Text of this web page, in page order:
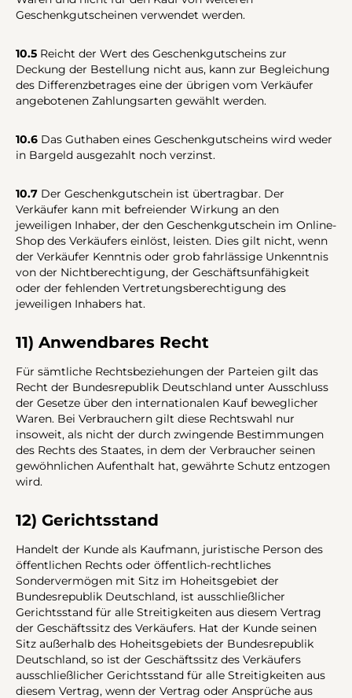
Geschenkgutscheinen verwendet werden.
10.5 Reicht der Wert des Geschenkgutscheins zur
Deckung der Bestellung nicht aus, kann zur Begleichung
des Differenzbetrages eine der übrigen vom Verkäufer
angebotenen Zahlungsarten gewählt werden.
10.6 Das Guthaben eines Geschenkgutscheins wird weder
in Bargeld ausgezahlt noch verzinst.
10.7 Der Geschenkgutschein ist übertragbar. Der
Verkäufer kann mit befreiender Wirkung an den
jeweiligen Inhaber, der den Geschenkgutschein im Online-
Shop des Verkäufers einlöst, leisten. Dies gilt nicht, wenn
der Verkäufer Kenntnis oder grob fahrlässige Unkenntnis
von der Nichtberechtigung, der Geschäftsunfähigkeit
oder der fehlenden Vertretungsberechtigung des
jeweiligen Inhabers hat.
11) Anwendbares Recht
Für sämtliche Rechtsbeziehungen der Parteien gilt das
Recht der Bundesrepublik Deutschland unter Ausschluss
der Gesetze über den internationalen Kauf beweglicher
Waren. Bei Verbrauchern gilt diese Rechtswahl nur
insoweit, als nicht der durch zwingende Bestimmungen
des Rechts des Staates, in dem der Verbraucher seinen
gewöhnlichen Aufenthalt hat, gewährte Schutz entzogen
wird.
12) Gerichtsstand
Handelt der Kunde als Kaufmann, juristische Person des
öffentlichen Rechts oder öffentlich-rechtliches
Sondervermögen mit Sitz im Hoheitsgebiet der
Bundesrepublik Deutschland, ist ausschließlicher
Gerichtsstand für alle Streitigkeiten aus diesem Vertrag
der Geschäftssitz des Verkäufers. Hat der Kunde seinen
Sitz außerhalb des Hoheitsgebiets der Bundesrepublik
Deutschland, so ist der Geschäftssitz des Verkäufers
ausschließlicher Gerichtsstand für alle Streitigkeiten aus
diesem Vertrag, wenn der Vertrag oder Ansprüche aus